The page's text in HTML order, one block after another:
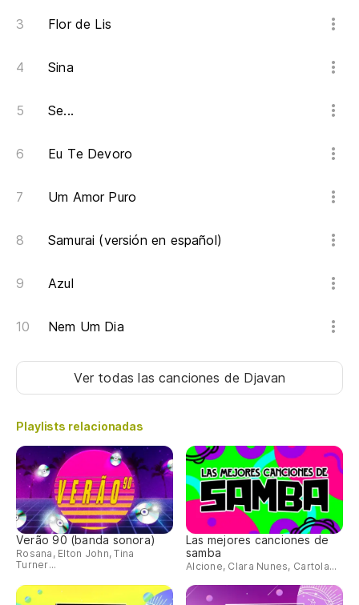
Flor de Lis
Sina
Se...
Eu Te Devoro
Um Amor Puro
Samurai (versión en español)
Azul
Nem Um Dia
Ver todas las canciones de Djavan
Playlists relacionadas
Verão 90 (banda sonora)
Rosana, Elton John, Tina
Turner...
Las mejores canciones de
samba
Alcione, Clara Nunes, Cartola...